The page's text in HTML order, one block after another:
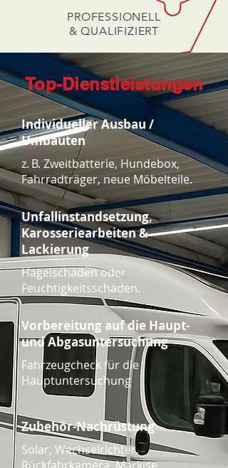
PROFESSIONELL
& QUALIFIZIERT
Top-Dienstleistungen
Individueller Ausbau /
Umbauten
z. B. Zweitbatterie, Hundebox,
Fahrradträger, neue Möbelteile.
Unfallinstandsetzung,
Karosseriearbeiten &
Lackierung
Hagelschäden oder
Feuchtigkeitsschäden.
Vorbereitung auf die Haupt-
und Abgasuntersuchung
Fahrzeugcheck für die
Hauptuntersuchung
Zubehör-Nachrüstung
Solar, Wechselrichter,